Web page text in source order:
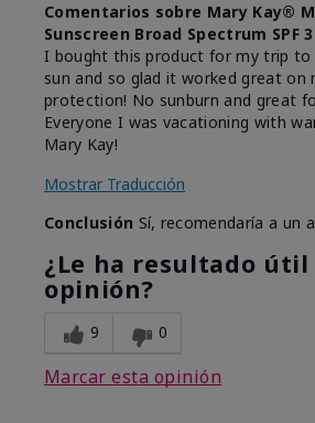
Comentarios sobre Mary Kay®
Sunscreen Broad Spectrum SPF
I bought this product for my trip to
sun and so glad it worked great on
protection! No sunburn and great
Everyone I was vacationing with
Mary Kay!
Mostrar Traducción
Conclusión Sí, recomendaría a un
¿Le ha resultado útil
opinión?
9 0
Marcar esta opinión